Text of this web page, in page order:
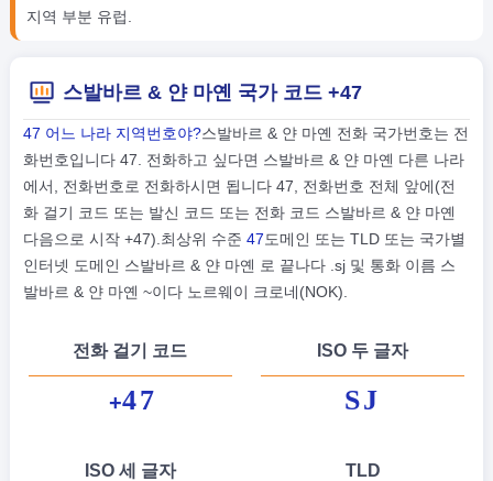
지역 부분 유럽.
스발바르 & 얀 마옌 국가 코드 +47
47 어느 나라 지역번호야?스발바르 & 얀 마옌 전화 국가번호는 전
화번호입니다 47. 전화하고 싶다면 스발바르 & 얀 마옌 다른 나라
에서, 전화번호로 전화하시면 됩니다 47, 전화번호 전체 앞에(전
화 걸기 코드 또는 발신 코드 또는 전화 코드 스발바르 & 얀 마옌
다음으로 시작 +47).최상위 수준 47도메인 또는 TLD 또는 국가별
인터넷 도메인 스발바르 & 얀 마옌 로 끝나다 .sj 및 통화 이름 스
발바르 & 얀 마옌 ~이다 노르웨이 크로네(NOK).
전화 걸기 코드
+47
ISO 두 글자
SJ
ISO 세 글자 TLD